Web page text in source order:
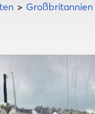
Großbritannien